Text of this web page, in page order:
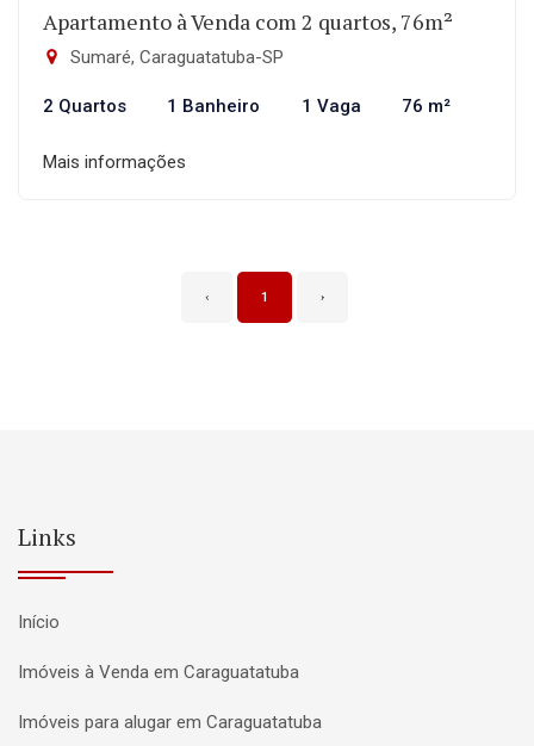
Apartamento à Venda com 2 quartos, 76m²
Sumaré, Caraguatatuba-SP
2 Quartos 1 Banheiro 1 Vaga 76 m²
Mais informações
‹ 1 ›
Links
Início
Imóveis à Venda em Caraguatatuba
Imóveis para alugar em Caraguatatuba